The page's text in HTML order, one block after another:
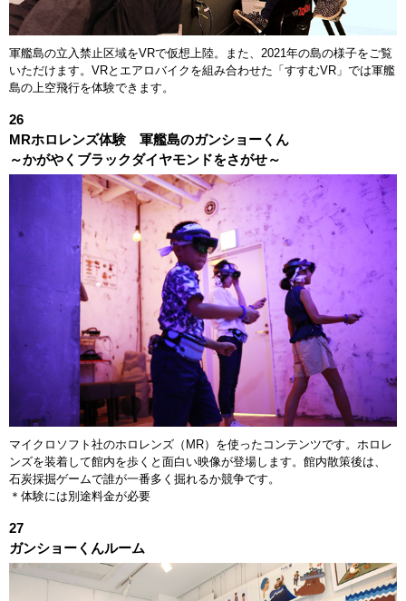
軍艦島の立入禁止区域をVRで仮想上陸。また、2021年の島の様子をご覧
いただけます。VRとエアロバイクを組み合わせた「すすむVR」では軍艦
島の上空飛行を体験できます。
26
MRホロレンズ体験 軍艦島のガンショーくん
～かがやくブラックダイヤモンドをさがせ～
マイクロソフト社のホロレンズ（MR）を使ったコンテンツです。ホロレ
ンズを装着して館内を歩くと面白い映像が登場します。館内散策後は、
石炭採掘ゲームで誰が一番多く掘れるか競争です。
＊体験には別途料金が必要
27
ガンショーくんルーム